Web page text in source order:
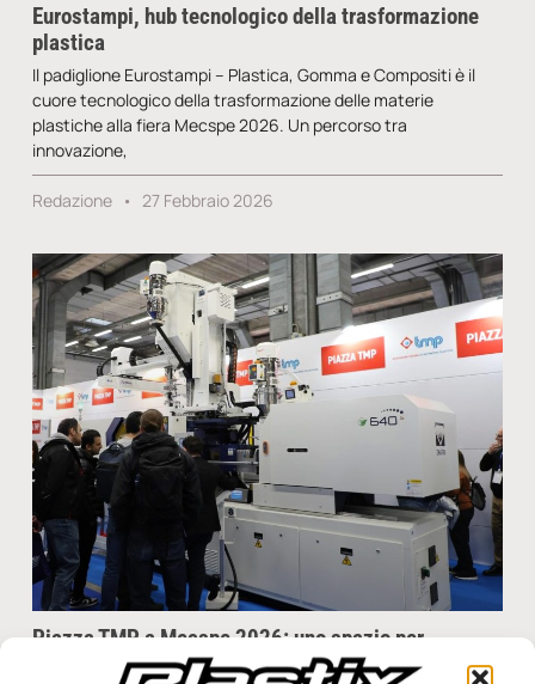
Eurostampi, hub tecnologico della trasformazione
plastica
Il padiglione Eurostampi – Plastica, Gomma e Compositi è il
cuore tecnologico della trasformazione delle materie
plastiche alla fiera Mecspe 2026. Un percorso tra
innovazione,
Redazione 27 Febbraio 2026
Piazza TMP a Mecspe 2026: uno spazio per
(in)formare